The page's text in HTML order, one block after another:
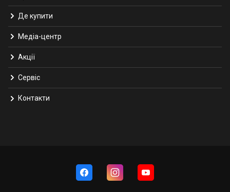
Де купити
Медіа-центр
Акції
Сервіс
Контакти